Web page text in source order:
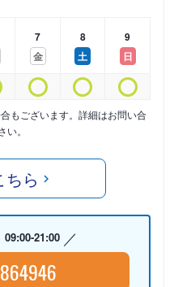
7
金
8
土
9
日
もございます。詳細はお問い合
い。
ちら
09:00-21:00